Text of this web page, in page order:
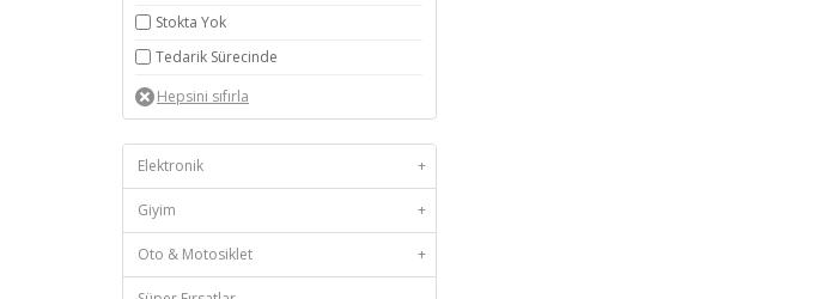
Stokta Yok
Tedarik Sürecinde
Elektronik +
Giyim +
Oto & Motosiklet +